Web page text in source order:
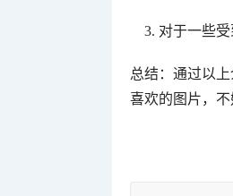
对于一些
总结：通过以
喜欢的图片，